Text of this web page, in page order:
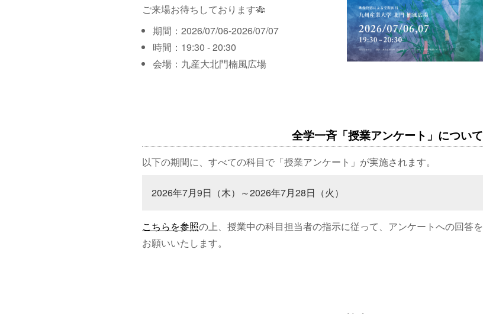
ご来場お待ちしております🎋
期間：2026/07/06-2026/07/07
時間：19:30 - 20:30
会場：九産大北門楠風広場
全学一斉「授業アンケート」について
以下の期間に、すべての科目で「授業アンケート」が実施されます。
2026年7月9日（木）～2026年7月28日（火）
こちらを参照の上、授業中の科目担当者の指示に従って、アンケートへの回答を
お願いいたします。